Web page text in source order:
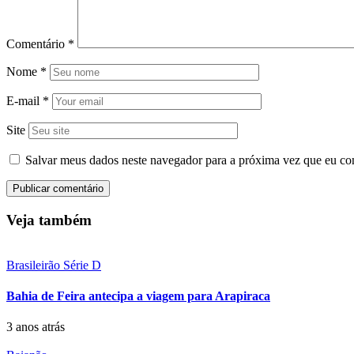
Comentário *
Nome *
E-mail *
Site
Salvar meus dados neste navegador para a próxima vez que eu
Veja também
Brasileirão Série D
Bahia de Feira antecipa a viagem para Arapiraca
3 anos atrás